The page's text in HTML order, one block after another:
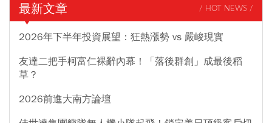
最新文章 / HOT NEWS /
2026年下半年投資展望：狂熱漲勢 vs 嚴峻現實
友達二把手柯富仁裸辭內幕！「落後群創」成最後稻
草？
2026前進大南方論壇